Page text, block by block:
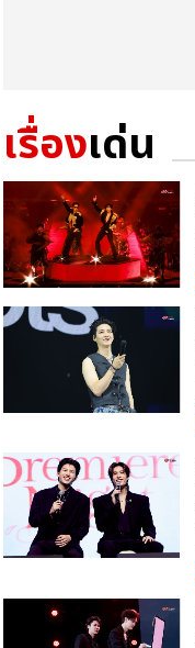
เรื่องเด่น